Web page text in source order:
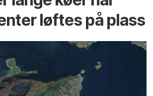
løftes på plass